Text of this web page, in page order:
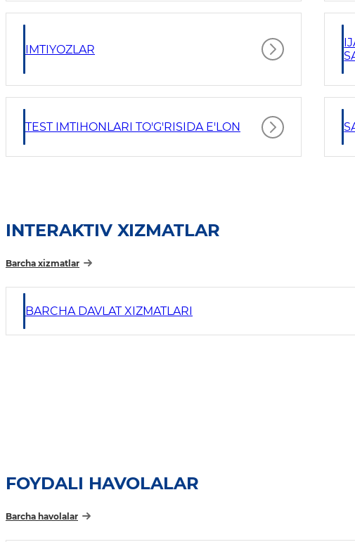
IMTIYOZLAR
TEST IMTIHONLARI TO'G'RISIDA E'LON
INTERAKTIV XIZMATLAR
Barcha xizmatlar
BARCHA DAVLAT XIZMATLARI
FOYDALI HAVOLALAR
Barcha havolalar